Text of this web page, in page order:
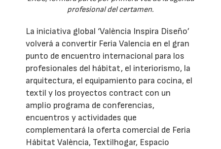
profesional del certamen.
La iniciativa global ‘València Inspira Diseño’
volverá a convertir Feria Valencia en el gran
punto de encuentro internacional para los
profesionales del hábitat, el interiorismo, la
arquitectura, el equipamiento para cocina, el
textil y los proyectos contract con un
amplio programa de conferencias,
encuentros y actividades que
complementará la oferta comercial de Feria
Hábitat València, Textilhogar, Espacio